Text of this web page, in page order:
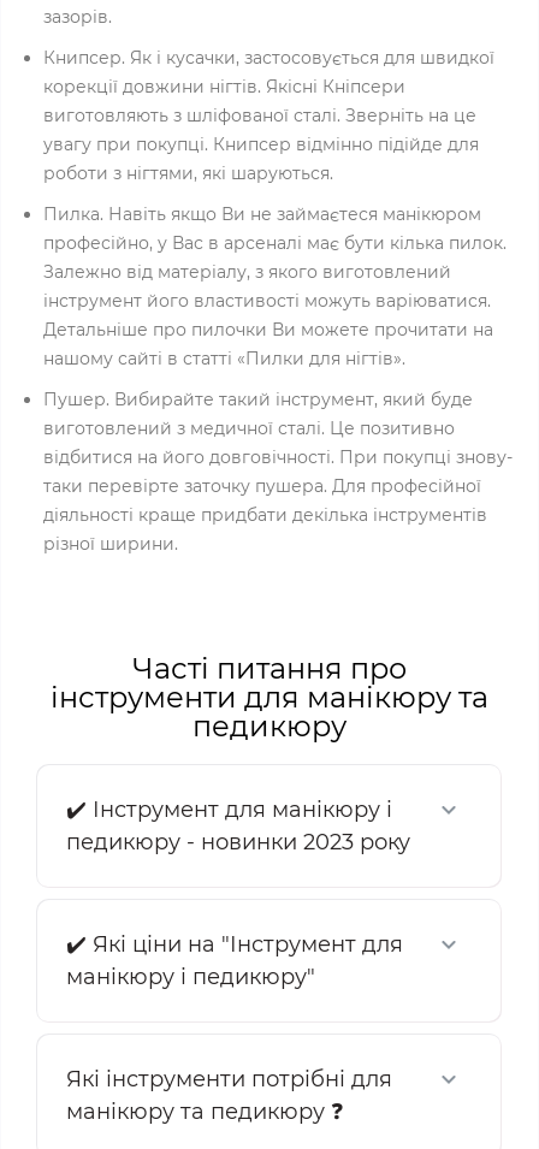
зазорів.
Книпсер. Як і кусачки, застосовується для швидкої
корекції довжини нігтів. Якісні Кніпсери
виготовляють з шліфованої сталі. Зверніть на це
увагу при покупці. Книпсер відмінно підійде для
роботи з нігтями, які шаруються.
Пилка. Навіть якщо Ви не займаєтеся манікюром
професійно, у Вас в арсеналі має бути кілька пилок.
Залежно від матеріалу, з якого виготовлений
інструмент його властивості можуть варіюватися.
Детальніше про пилочки Ви можете прочитати на
нашому сайті в статті «Пилки для нігтів».
Пушер. Вибирайте такий інструмент, який буде
виготовлений з медичної сталі. Це позитивно
відбитися на його довговічності. При покупці знову-
таки перевірте заточку пушера. Для професійної
діяльності краще придбати декілька інструментів
різної ширини.
Часті питання про
інструменти для манікюру та
педикюру
✔️ Інструмент для манікюру і
педикюру - новинки 2023 року
✔️ Які ціни на "Інструмент для
манікюру і педикюру"
Які інструменти потрібні для
манікюру та педикюру ❓